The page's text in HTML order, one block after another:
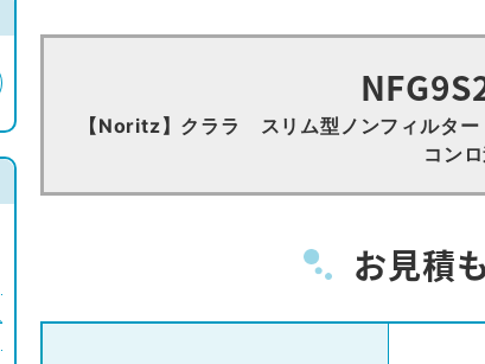
【Noritz】クララ スリム型ノンフィルタ
コン
お見積